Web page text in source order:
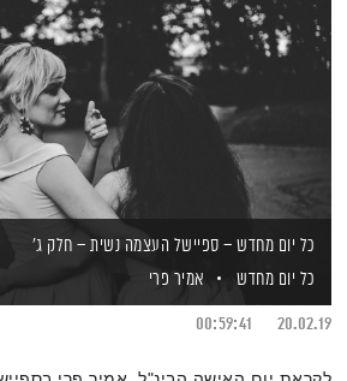
כל יום מחדש – ספיישל העצמה נשית – חלק ג'
כל יום מחדש
אמיר פרי
20.02.19
00:59:41